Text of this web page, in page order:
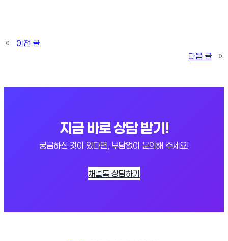
«
이전 글
다음 글
»
지금 바로 상담 받기!
궁금하신 것이 있다면, 부담없이 문의해 주세요!
채널톡 상담하기